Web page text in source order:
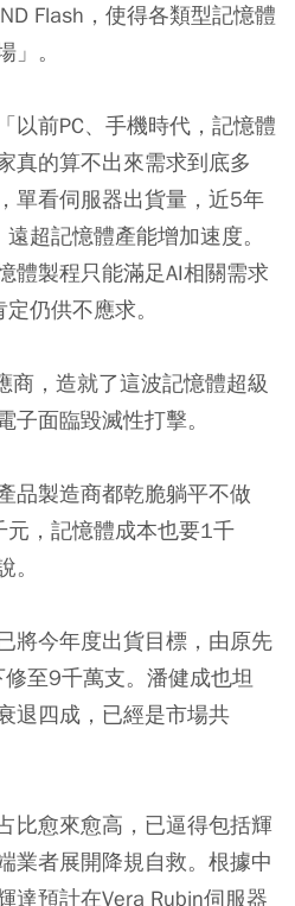
Flash，使得各類型記憶體
。
以前PC、手機時代，記憶體
真的算不出來需求到底多
單看伺服器出貨量，近5年
超記憶體產能增加速度。
體製程只能滿足AI相關需求
仍供不應求。
商，造就了這波記憶體超級
子面臨毀滅性打擊。
品製造商都乾脆躺平不做
，記憶體成本也要1千
將今年度出貨目標，由原先
至9千萬支。潘健成也坦
退四成，已經是市場共
比愈來愈高，已逼得包括輝
業者展開降規自救。根據中
達預計在Vera Rubin伺服器